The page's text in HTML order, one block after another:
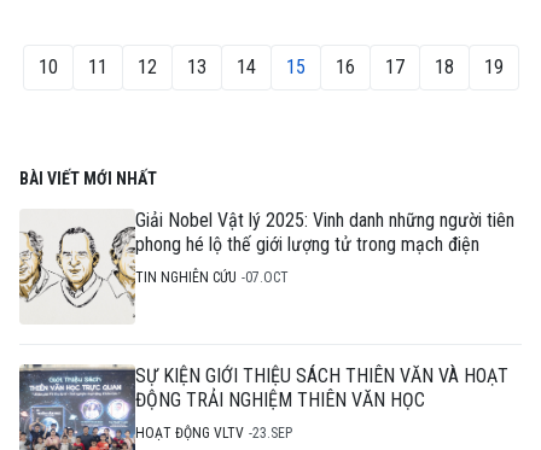
10 11 12 13 14 15 16 17 18 19
BÀI VIẾT MỚI NHẤT
Giải Nobel Vật lý 2025: Vinh danh những người tiên
phong hé lộ thế giới lượng tử trong mạch điện
TIN NGHIÊN CỨU 07.OCT
SỰ KIỆN GIỚI THIỆU SÁCH THIÊN VĂN VÀ HOẠT
ĐỘNG TRẢI NGHIỆM THIÊN VĂN HỌC
HOẠT ĐỘNG VLTV 23.SEP